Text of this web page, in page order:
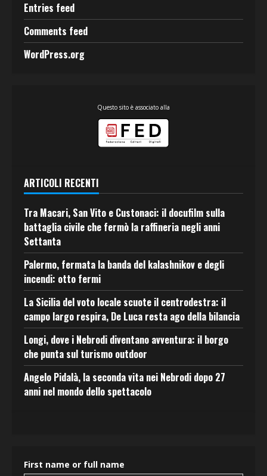
Entries feed
Comments feed
WordPress.org
Questo sito è associato alla
ARTICOLI RECENTI
Tra Macari, San Vito e Custonaci: il docufilm sulla
battaglia civile che fermò la raffineria negli anni
Settanta
Palermo, fermata la banda del kalashnikov e degli
incendi: otto fermi
La Sicilia del voto locale scuote il centrodestra: il
campo largo respira, De Luca resta ago della bilancia
Longi, dove i Nebrodi diventano avventura: il borgo
che punta sul turismo outdoor
Angelo Pidalà, la seconda vita nei Nebrodi dopo 27
anni nel mondo dello spettacolo
First name or full name